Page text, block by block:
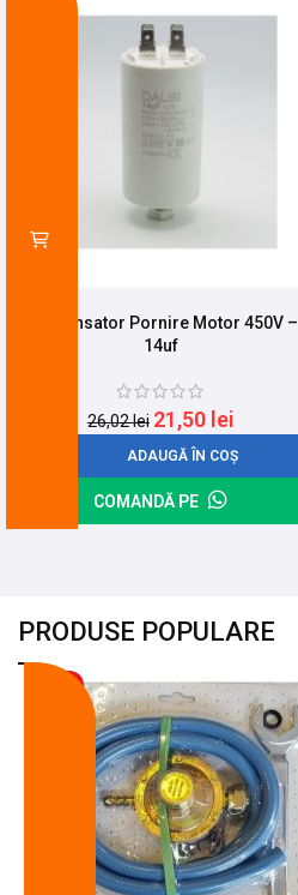
Condensator Pornire Motor 450V –
14uf
26,02lei 21,50 lei
ADAUGĂ ÎN COȘ
COMANDĂ PE
PRODUSE POPULARE